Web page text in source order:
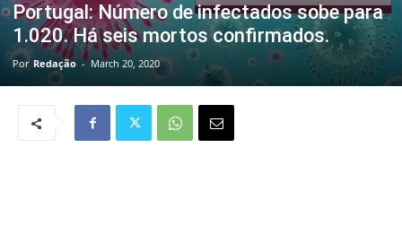
Portugal: Número de infectados sobe para
1.020. Há seis mortos confirmados.
Por Redação - March 20, 2020